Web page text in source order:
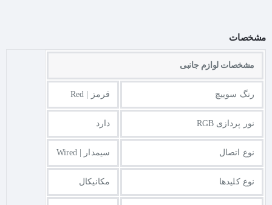
مشخصات
مشخصات لوازم جانبی
رنگ سوییچ قرمز | Red
نور پردازی RGB دارد
نوع اتصال سیمدار | Wired
نوع کلیدها مکانیکال